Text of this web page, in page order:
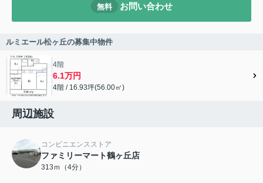
無料 お問い合わせ
ルミエール松ヶ丘の募集中物件
4階
6.1万円
4階 / 16.93坪(56.00㎡)
周辺施設
コンビニエンスストア
ファミリーマート鶴ヶ丘店
313ｍ（4分）